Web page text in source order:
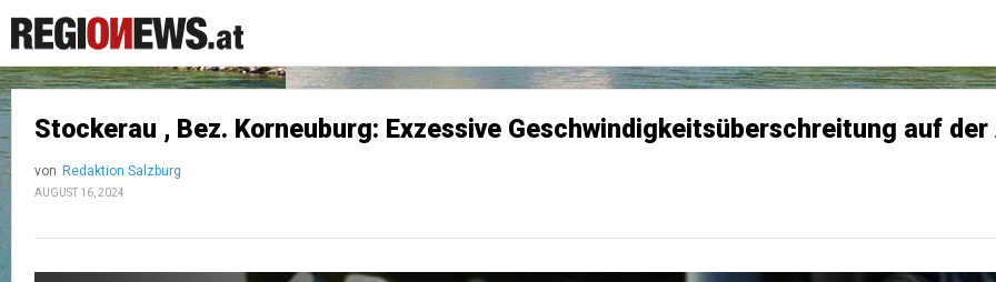
Stockerau , Bez. Korneuburg: Exzessive Geschwindigkeitsüberschreitung auf der
von Redaktion Salzburg
AUGUST 16, 2024